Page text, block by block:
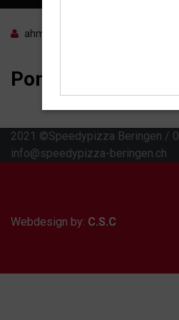
ahmad
Pommes Frites
2021 ©Speedypizza Beringen /
info@speedypizza-beringen.ch
Webdesign by: C.S.C